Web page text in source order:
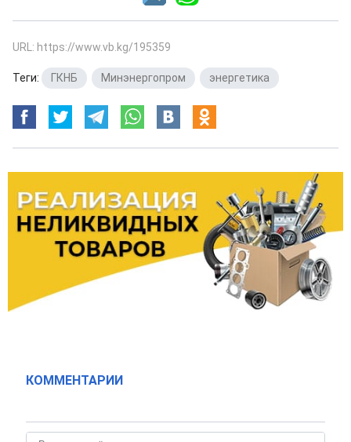
URL: https://www.vb.kg/195359
Теги: ГКНБ Минэнергопром энергетика
КОММЕНТАРИИ